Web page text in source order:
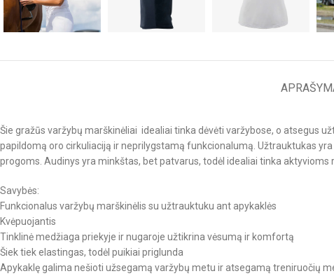
Šie gražūs varžybų marškinėliai idealiai tinka dėvėti varžybose, o atsegus
papildomą oro cirkuliaciją ir neprilygstamą funkcionalumą. Užtrauktukas
progoms. Audinys yra minkštas, bet patvarus, todėl idealiai tinka aktyvioms
Savybės:
Funkcionalus varžybų marškinėlis su užtrauktuku ant apykaklės
Kvėpuojantis
Tinklinė medžiaga priekyje ir nugaroje užtikrina vėsumą ir komfortą
Šiek tiek elastingas, todėl puikiai priglunda
Apykaklę galima nešioti užsegamą varžybų metu ir atsegamą treniruočių